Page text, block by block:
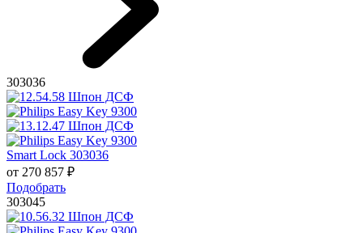
303036
Smart Lock 303036
от 270 857 ₽
Подобрать
303045